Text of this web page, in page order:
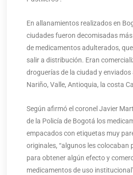
En allanamientos realizados en
ciudades fueron decomisadas
de medicamentos adulterados,
salir a distribución. Eran
droguerías de la ciudad y
Nariño, Valle, Antioquia, la costa
Según afirmó el coronel Javier
de la Policía de Bogotá los
empacados con etiquetas muy
originales, “algunos les colocaban
para obtener algún efecto y
medicamentos de uso